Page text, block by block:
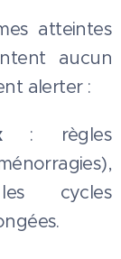
atteintes
aucun
alerter :
: règles
cycles